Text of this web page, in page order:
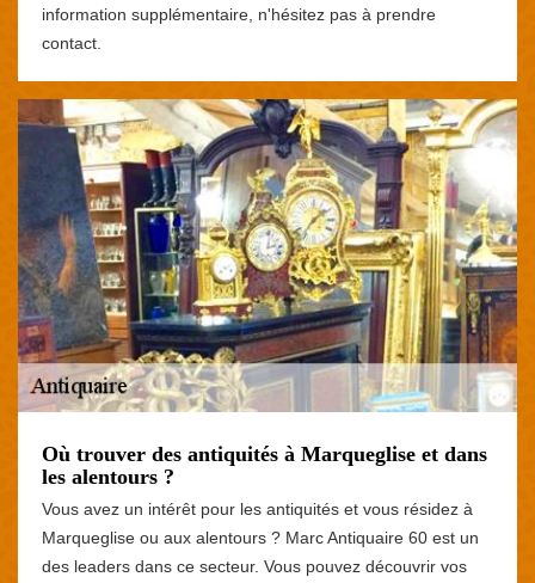
information supplémentaire, n'hésitez pas à prendre
contact.
Où trouver des antiquités à Marqueglise et dans
les alentours ?
Vous avez un intérêt pour les antiquités et vous résidez à
Marqueglise ou aux alentours ? Marc Antiquaire 60 est un
des leaders dans ce secteur. Vous pouvez découvrir vos